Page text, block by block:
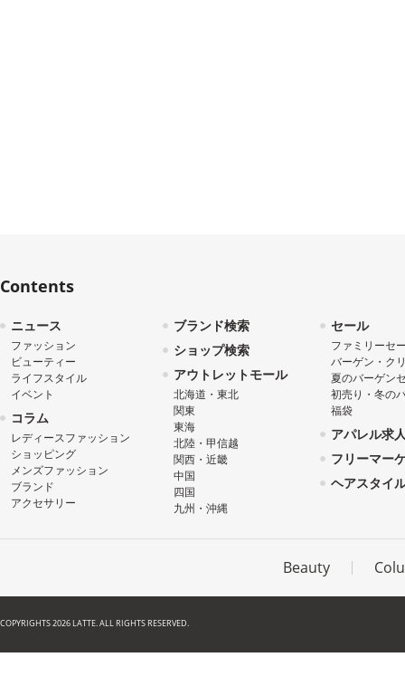
Contents
ニュース
ファッション
ビューティー
ライフスタイル
イベント
コラム
レディースファッション
ショッピング
メンズファッション
ブランド
アクセサリー
ブランド検索
ショップ検索
アウトレットモール
北海道・東北
関東
東海
北陸・甲信越
関西・近畿
中国
四国
九州・沖縄
セール
ファミリーセ
バーゲン・ク
夏のバーゲン
初売り・冬の
福袋
アパレル求
フリーマー
ヘアスタイ
Beauty
COPYRIGHTS 2026 LATTE. ALL RIGHTS RESERVED.